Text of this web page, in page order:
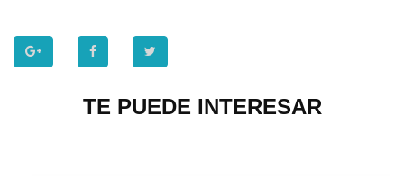
TE PUEDE INTERESAR